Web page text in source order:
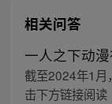
相关问答
一人之下动
截至2024年1月
击下方链接阅读